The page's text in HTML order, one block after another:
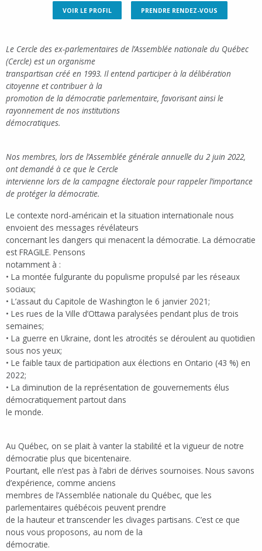
VOIR LE PROFIL PRENDRE RENDEZ-VOUS
Le Cercle des ex-parlementaires de l’Assemblée nationale du Québec
(Cercle) est un organisme
transpartisan créé en 1993. Il entend participer à la délibération
citoyenne et contribuer à la
promotion de la démocratie parlementaire, favorisant ainsi le
rayonnement de nos institutions
démocratiques.
Nos membres, lors de l’Assemblée générale annuelle du 2 juin 2022,
ont demandé à ce que le Cercle
intervienne lors de la campagne électorale pour rappeler l’importance
de protéger la démocratie.
Le contexte nord-américain et la situation internationale nous
envoient des messages révélateurs
concernant les dangers qui menacent la démocratie. La démocratie
est FRAGILE. Pensons
notamment à :
• La montée fulgurante du populisme propulsé par les réseaux
sociaux;
• L’assaut du Capitole de Washington le 6 janvier 2021;
• Les rues de la Ville d’Ottawa paralysées pendant plus de trois
semaines;
• La guerre en Ukraine, dont les atrocités se déroulent au quotidien
sous nos yeux;
• Le faible taux de participation aux élections en Ontario (43 %) en
2022;
• La diminution de la représentation de gouvernements élus
démocratiquement partout dans
le monde.
Au Québec, on se plait à vanter la stabilité et la vigueur de notre
démocratie plus que bicentenaire.
Pourtant, elle n’est pas à l’abri de dérives sournoises. Nous savons
d’expérience, comme anciens
membres de l’Assemblée nationale du Québec, que les
parlementaires québécois peuvent prendre
de la hauteur et transcender les clivages partisans. C’est ce que
nous vous proposons, au nom de la
démocratie.